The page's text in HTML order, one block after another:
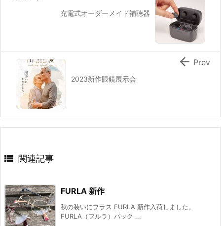
充電式オーダーメイド補聴器
2023新作眼鏡展示会
 Prev
 関連記事
FURLA 新作
秋の装いにプラス FURLA 新作入荷しました。
FURLA（フルラ）バック ...